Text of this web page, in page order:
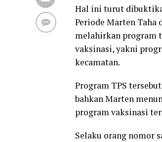
Hal ini turut
Periode Marten Taha
melahirkan program
vaksinasi, yakni
kecamatan.
Program TPS
bahkan Marten
program vaksinasi
Selaku orang nomor